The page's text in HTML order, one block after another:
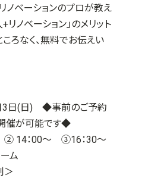
ノベーションのプロが教え
ノベーション」のメリット
ころなく、無料でお伝えい
3日(日) ◆事前のご予約
催が可能です◆
② 14：00～ ③16：30～
ム
＞